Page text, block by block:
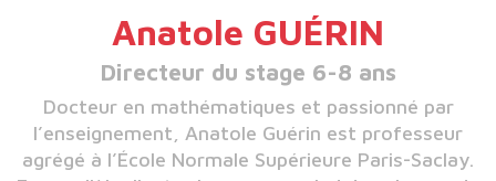
Anatole GUÉRIN
Directeur du stage 6-8 ans
Docteur en mathématiques et passionné par
l’enseignement, Anatole Guérin est professeur
agrégé à l’École Normale Supérieure Paris-Saclay.